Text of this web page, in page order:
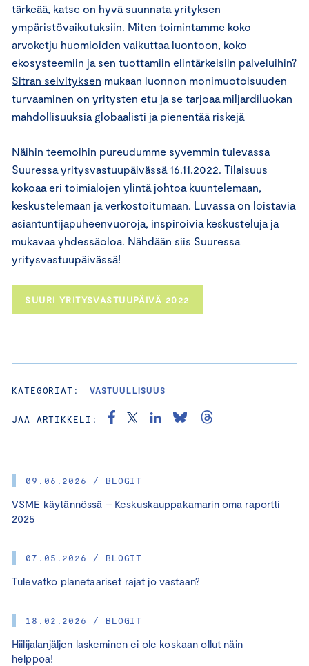
09.06.2026 / BLOGIT
VSME käytännössä – Keskuskauppakamarin oma raportti
2025
07.05.2026 / BLOGIT
Tulevatko planetaariset rajat jo vastaan?
18.02.2026 / BLOGIT
Hiilijalanjäljen laskeminen ei ole koskaan ollut näin
helppoa!
tärkeää, katse on hyvä suunnata yrityksen
ympäristövaikutuksiin. Miten toimintamme koko
arvoketju huomioiden vaikuttaa luontoon, koko
ekosysteemiin ja sen tuottamiin elintärkeisiin palveluihin?
Sitran selvityksen mukaan luonnon monimuotoisuuden
turvaaminen on yritysten etu ja se tarjoaa miljardiluokan
mahdollisuuksia globaalisti ja pienentää riskejä
Näihin teemoihin pureudumme syvemmin tulevassa
Suuressa yritysvastuupäivässä 16.11.2022. Tilaisuus
kokoaa eri toimialojen ylintä johtoa kuuntelemaan,
keskustelemaan ja verkostoitumaan. Luvassa on loistavia
asiantuntijapuheenvuoroja, inspiroivia keskusteluja ja
mukavaa yhdessäoloa. Nähdään siis Suuressa
yritysvastuupäivässä!
SUURI YRITYSVASTUUPÄIVÄ 2022
KATEGORIAT: VASTUULLISUUS
JAA ARTIKKELI: